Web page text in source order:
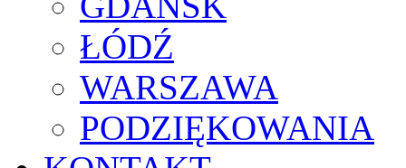
ŁÓDŹ
WARSZAWA
PODZIĘKOWANIA